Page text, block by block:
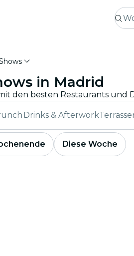
in Madrid
Drinks & Afterwork
Diese Woche